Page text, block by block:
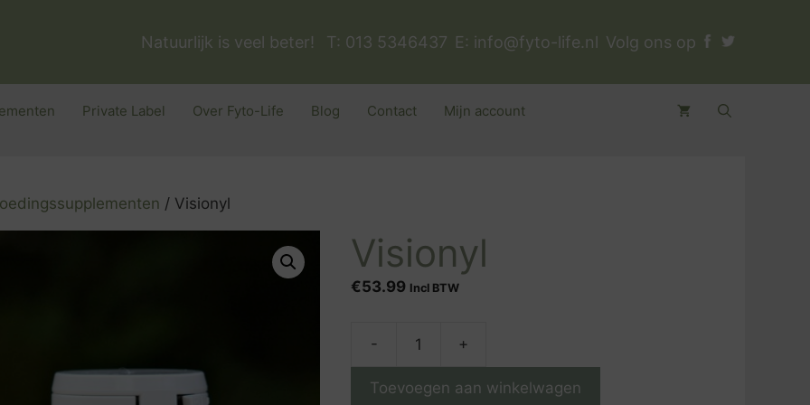
Natuurlijk is veel beter! T: 013 5346437 E: info@fyto-life.nl Volg ons op
Private Label Over Fyto-Life Blog Contact Mijn account
/ Visionyl
Visionyl
€53.99 Incl BTW
- +
Toevoegen aan winkelwagen